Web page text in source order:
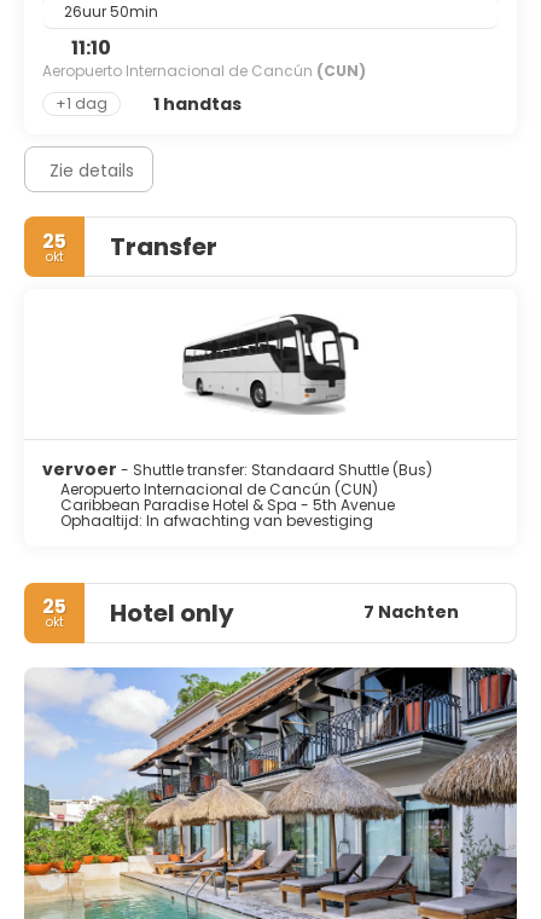
26uur 50min
11:10
Aeropuerto Internacional de Cancún (CUN)
+1 dag
1 handtas
Zie details
25
okt Transfer
vervoer - Shuttle transfer: Standaard Shuttle (Bus)
Aeropuerto Internacional de Cancún (CUN)
Caribbean Paradise Hotel & Spa - 5th Avenue
Ophaaltijd: In afwachting van bevestiging
25
okt Hotel only 7 Nachten